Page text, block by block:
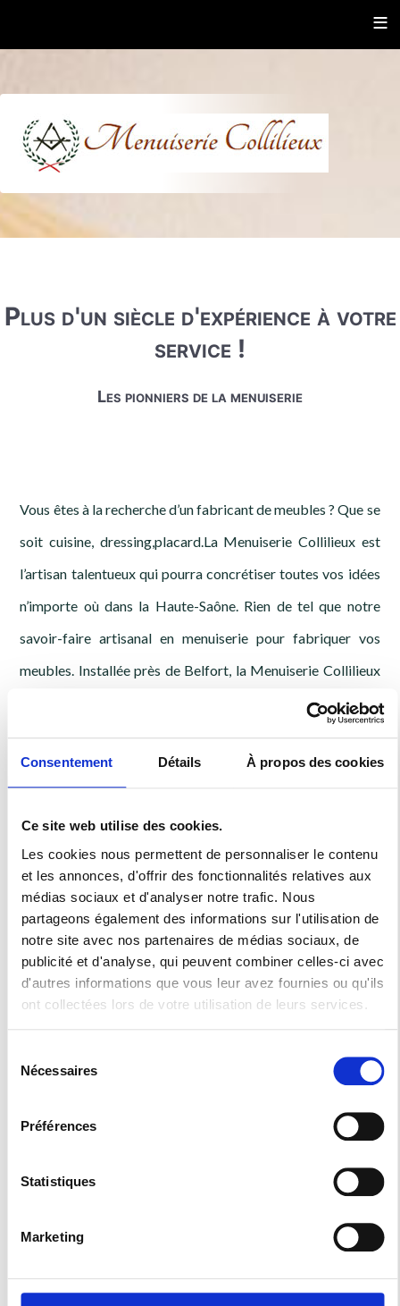
Consentement Détails À propos des cookies
Ce site web utilise des cookies.
Les cookies nous permettent de personnaliser le contenu
et les annonces, d'offrir des fonctionnalités relatives aux
médias sociaux et d'analyser notre trafic. Nous
partageons également des informations sur l'utilisation de
notre site avec nos partenaires de médias sociaux, de
publicité et d'analyse, qui peuvent combiner celles-ci avec
d'autres informations que vous leur avez fournies ou qu'ils
ont collectées lors de votre utilisation de leurs services.
Nécessaires
Préférences
Statistiques
Marketing
≡
Plus d'un siècle d'expérience à votre
service !
Les pionniers de la menuiserie
Vous êtes à la recherche d’un fabricant de meubles ? Que se
soit cuisine, dressing,placard.La Menuiserie Collilieux est
l’artisan talentueux qui pourra concrétiser toutes vos idées
n’importe où dans la Haute-Saône. Rien de tel que notre
savoir-faire artisanal en menuiserie pour fabriquer vos
meubles. Installée près de Belfort, la Menuiserie Collilieux
met à votre disposition une équipe performante et
expérimentée.
Un fabricant de
meubles
Installez confort, esthétique et praticité dans votre cuisine
avec la Menuiserie Collilieux. Notre grande maitrise de la
menuiserie sera votre principal atout pour obtenir les
dans le département du 70,25 et 90.
expertise pour vous conseiller sur les accessoires
La garantie d’une
belle cuisine, d'un